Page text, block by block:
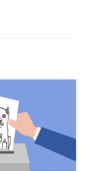
maldito
y
todo
Ella